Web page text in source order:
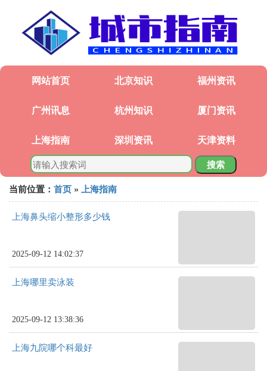
网站首页 北京知识 福州资讯
广州讯息 杭州知识 厦门资讯
上海指南 深圳资讯 天津资料
搜索
当前位置： 首页 » 上海指南
上海鼻头缩小整形多少钱
2025-09-12 14:02:37
上海哪里卖泳装
2025-09-12 13:38:36
上海九院哪个科最好